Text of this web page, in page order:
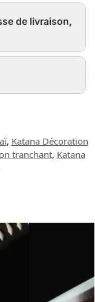
de livraison,
, Katana Décoration
tranchant, Katana